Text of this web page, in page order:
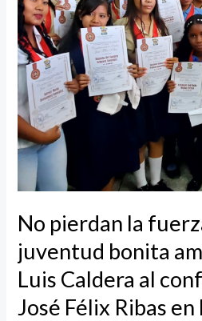
No pierdan la
juventud bonita
Luis Caldera al
José Félix Ribas en
su
juventud
bonita
amando
al
país:
Luis
Caldera
la
Orden
José
Félix
Ribas